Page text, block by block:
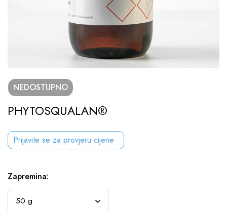
NEDOSTUPNO
PHYTOSQUALAN®
Prijavite se za provjeru cijene
Zapremina: